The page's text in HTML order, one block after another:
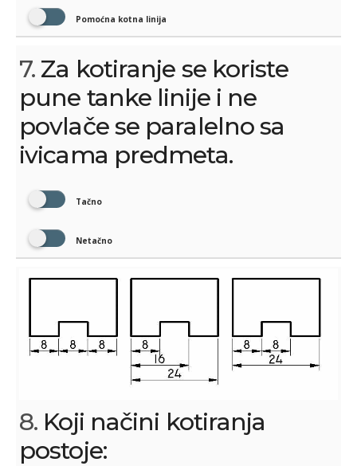
Pomoćna kotna linija
7. Za kotiranje se koriste
pune tanke linije i ne
povlače se paralelno sa
ivicama predmeta.
Tačno
Netačno
8. Koji načini kotiranja
postoje: